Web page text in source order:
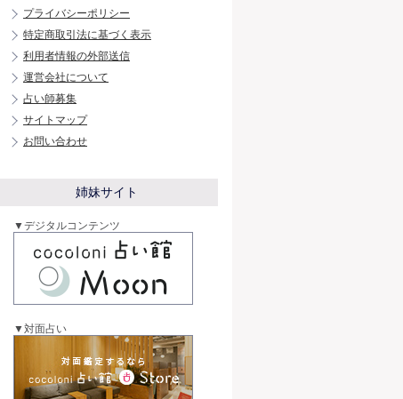
プライバシーポリシー
特定商取引法に基づく表示
利用者情報の外部送信
運営会社について
占い師募集
サイトマップ
お問い合わせ
姉妹サイト
▼デジタルコンテンツ
▼対面占い